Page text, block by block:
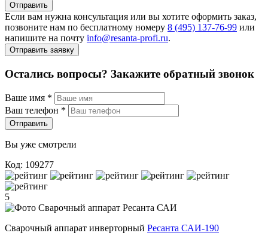
Отправить
Если вам нужна консультация или вы хотите оформить заказ,
позвоните нам по бесплатному номеру 8 (495) 137‑76‑99 или
напишите на почту info@resanta‑profi.ru.
Отправить заявку
Остались вопросы? Закажите обратный звонок
Ваше имя *
Ваш телефон *
Отправить
Вы уже смотрели
Код: 109277
5
Сварочный аппарат инверторный Ресанта САИ-190